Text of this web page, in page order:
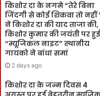
किशोर दा के नगमे “तेरे बिना
जिंदगी से कोई शिकवा तो नहीं
ने किशोर दा की याद ताजा की,
किशोर कुमार की जयंती पर हुई
“म्यूजिकल नाइट” स्थानीय
गायको ने बांधा समां
2 days ago
किशोर दा के जन्म दिवस 4